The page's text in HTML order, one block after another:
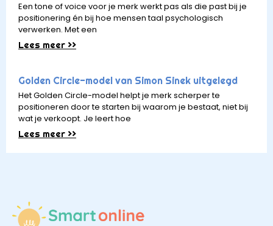
Een tone of voice voor je merk werkt pas als die past bij je
positionering én bij hoe mensen taal psychologisch
verwerken. Met een
Lees meer >>
Golden Circle-model van Simon Sinek uitgelegd
Het Golden Circle-model helpt je merk scherper te
positioneren door te starten bij waarom je bestaat, niet bij
wat je verkoopt. Je leert hoe
Lees meer >>